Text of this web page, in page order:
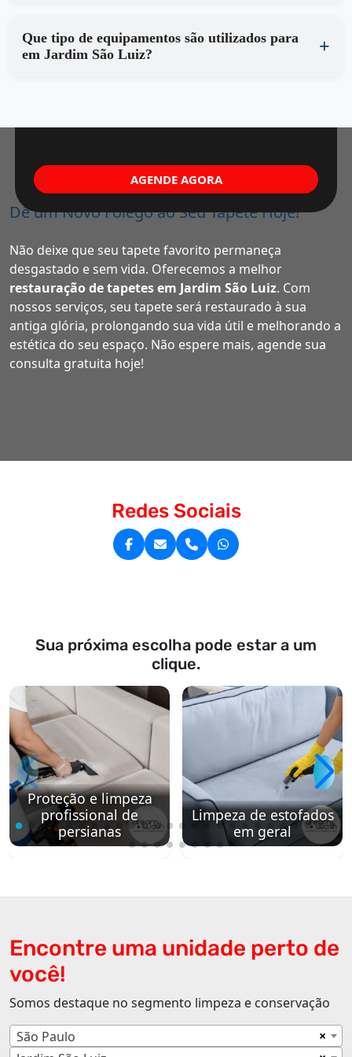
Que tipo de equipamentos são utilizados para
em Jardim São Luiz?
Dê um Novo Fôlego ao Seu Tapete Hoje!
Não deixe que seu tapete favorito permaneça
desgastado e sem vida. Oferecemos a melhor
restauração de tapetes em Jardim São Luiz. Com
nossos serviços, seu tapete será restaurado à sua
antiga glória, prolongando sua vida útil e melhorando a
estética do seu espaço. Não espere mais, agende sua
consulta gratuita hoje!
AGENDE AGORA
Redes Sociais
Sua próxima escolha pode estar a um
clique.
Proteção e limpeza
profissional de
persianas
Limpeza de estofados
em geral
Encontre uma unidade perto de
você!
Somos destaque no segmento limpeza e conservação
×
São Paulo